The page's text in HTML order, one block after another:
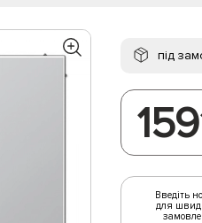
під
Введіть
для